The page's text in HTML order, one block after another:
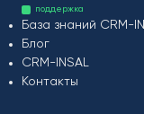
поддержка
База знаний CRM-
Блог
CRM-INSAL
Контакты